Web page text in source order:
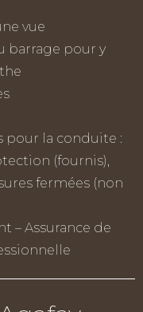
vue
barrage pour y
pour la conduite :
(fournis),
fermées (non
– Assurance de